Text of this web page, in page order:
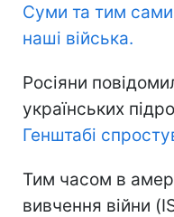
Суми та тим
наші війська.
Росіяни
українських
Генштабі
Тим часом в
вивчення війни